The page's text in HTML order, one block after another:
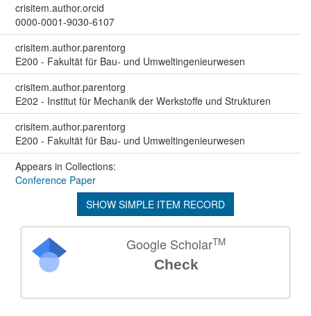
crisitem.author.orcid
0000-0001-9030-6107
crisitem.author.parentorg
E200 - Fakultät für Bau- und Umweltingenieurwesen
crisitem.author.parentorg
E202 - Institut für Mechanik der Werkstoffe und Strukturen
crisitem.author.parentorg
E200 - Fakultät für Bau- und Umweltingenieurwesen
Appears in Collections:
Conference Paper
SHOW SIMPLE ITEM RECORD
Google ScholarTM
Check